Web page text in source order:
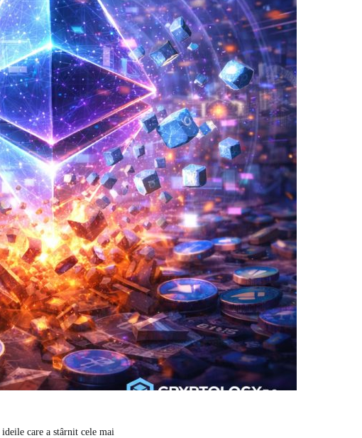
care a stârnit cele mai